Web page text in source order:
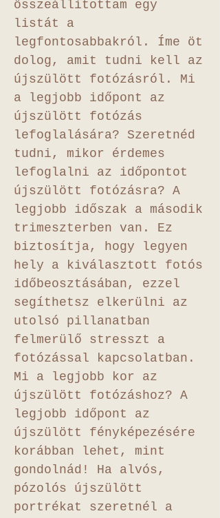
összeállítottam egy
listát a
legfontosabbakról. Íme öt
dolog, amit tudni kell az
újszülött fotózásról. Mi
a legjobb időpont az
újszülött fotózás
lefoglalására? Szeretnéd
tudni, mikor érdemes
lefoglalni az időpontot
újszülött fotózásra? A
legjobb időszak a második
trimeszterben van. Ez
biztosítja, hogy legyen
hely a kiválasztott fotós
időbeosztásában, ezzel
segíthetsz elkerülni az
utolsó pillanatban
felmerülő stresszt a
fotózással kapcsolatban.
Mi a legjobb kor az
újszülött fotózáshoz? A
legjobb időpont az
újszülött fényképezésére
korábban lehet, mint
gondolnád! Ha alvós,
pózolós újszülött
portrékat szeretnél a